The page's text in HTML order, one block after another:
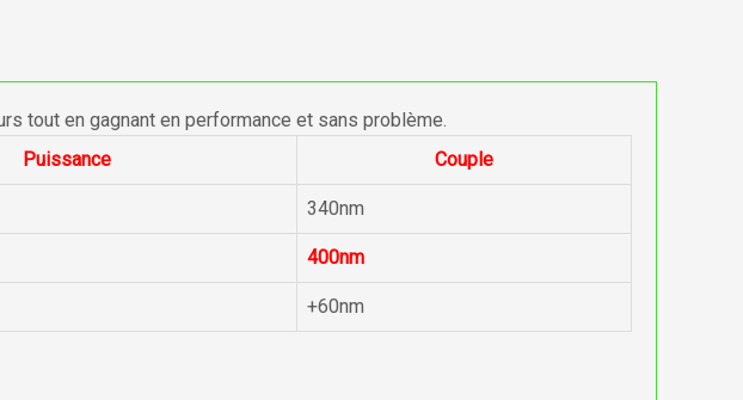
tout en gagnant en performance et sans problème.
Puissance Couple
340nm
400nm
+60nm